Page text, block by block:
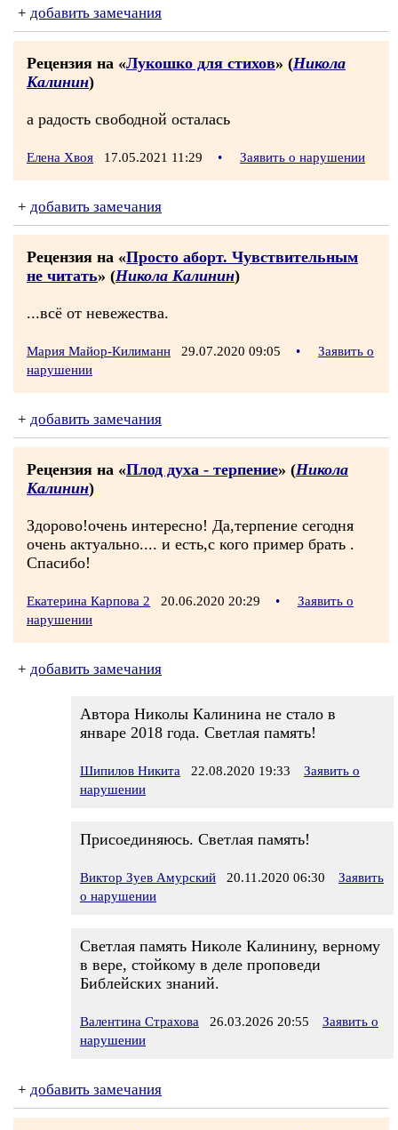
+ добавить замечания
Рецензия на «Лукошко для стихов» (Никола
Калинин)
а радость свободной осталась
Елена Хвоя 17.05.2021 11:29 • Заявить о нарушении
+ добавить замечания
Рецензия на «Просто аборт. Чувствительным
не читать» (Никола Калинин)
...всё от невежества.
Мария Майор-Килиманн 29.07.2020 09:05 •
Заявить о
нарушении
+ добавить замечания
Рецензия на «Плод духа - терпение» (Никола
Калинин)
Здорово!очень интересно! Да,терпение сегодня
очень актуально.... и есть,с кого пример брать .
Спасибо!
Екатерина Карпова 2 20.06.2020 20:29 •
Заявить о
нарушении
+ добавить замечания
Автора Николы Калинина не стало в
январе 2018 года. Светлая память!
Шипилов Никита 22.08.2020 19:33
Заявить о
нарушении
Присоединяюсь. Светлая память!
Виктор Зуев Амурский 20.11.2020 06:30
Заявить
о нарушении
Светлая память Николе Калинину, верному
в вере, стойкому в деле проповеди
Библейских знаний.
Валентина Страхова 26.03.2026 20:55
Заявить о
нарушении
+ добавить замечания